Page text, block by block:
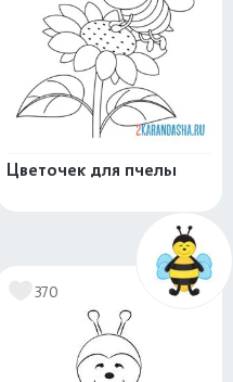
Цветочек для пчелы
370